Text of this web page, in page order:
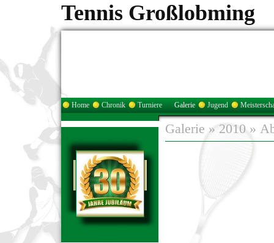
Tennis Großlobming
Home Chronik Turniere Galerie Jugend
Galerie »2010 »